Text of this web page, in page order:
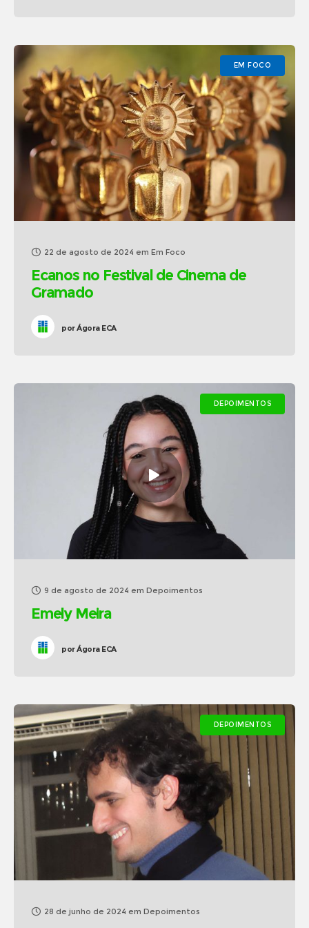
EM FOCO
22 de agosto de 2024 em Em Foco
Ecanos no Festival de Cinema de
Gramado
porÁgora ECA
DEPOIMENTOS
9 de agosto de 2024 em Depoimentos
Emely Meira
porÁgora ECA
DEPOIMENTOS
28 de junho de 2024 em Depoimentos